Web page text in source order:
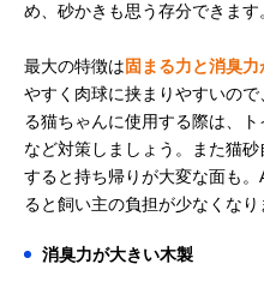
め、砂かきも思う存分できます
最大の特徴は固まる力と消臭
やすく肉球に挟まりやすいの
る猫ちゃんに使用する際は、
など対策しましょう。また猫
すると持ち帰りが大変な面も
ると飼い主の負担が少なくなり
消臭力が大きい木製